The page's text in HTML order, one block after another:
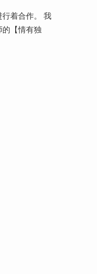
行着合作。 我
的【情有独